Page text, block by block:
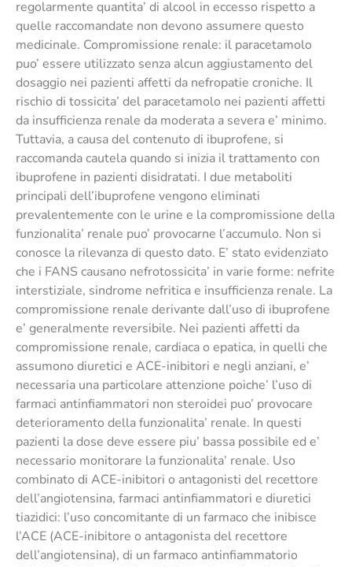
regolarmente quantita’ di alcool in eccesso rispetto a
quelle raccomandate non devono assumere questo
medicinale. Compromissione renale: il paracetamolo
puo’ essere utilizzato senza alcun aggiustamento del
dosaggio nei pazienti affetti da nefropatie croniche. Il
rischio di tossicita’ del paracetamolo nei pazienti affetti
da insufficienza renale da moderata a severa e’ minimo.
Tuttavia, a causa del contenuto di ibuprofene, si
raccomanda cautela quando si inizia il trattamento con
ibuprofene in pazienti disidratati. I due metaboliti
principali dell’ibuprofene vengono eliminati
prevalentemente con le urine e la compromissione della
funzionalita’ renale puo’ provocarne l’accumulo. Non si
conosce la rilevanza di questo dato. E’ stato evidenziato
che i FANS causano nefrotossicita’ in varie forme: nefrite
interstiziale, sindrome nefritica e insufficienza renale. La
compromissione renale derivante dall’uso di ibuprofene
e’ generalmente reversibile. Nei pazienti affetti da
compromissione renale, cardiaca o epatica, in quelli che
assumono diuretici e ACE-inibitori e negli anziani, e’
necessaria una particolare attenzione poiche’ l’uso di
farmaci antinfiammatori non steroidei puo’ provocare
deterioramento della funzionalita’ renale. In questi
pazienti la dose deve essere piu’ bassa possibile ed e’
necessario monitorare la funzionalita’ renale. Uso
combinato di ACE-inibitori o antagonisti del recettore
dell’angiotensina, farmaci antinfiammatori e diuretici
tiazidici: l’uso concomitante di un farmaco che inibisce
l’ACE (ACE-inibitore o antagonista del recettore
dell’angiotensina), di un farmaco antinfiammatorio